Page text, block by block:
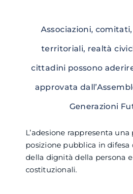
Associazioni,
territoriali, realtà
cittadini possono
approvata
Generazioni
L’adesione rappresenta una
posizione pubblica in
della dignità della persona
costituzionali.